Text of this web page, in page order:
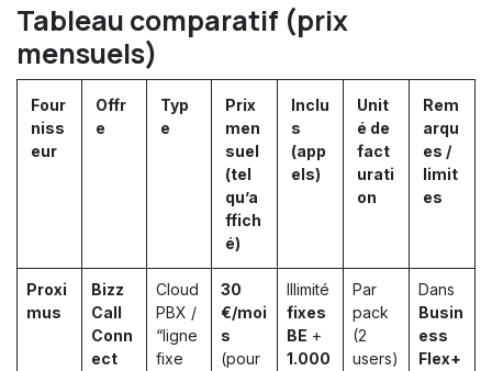
Tableau comparatif (prix
mensuels)
Four
niss
eur
Offr
e
Typ
e
Prix
men
suel
(tel
qu’a
ffich
é)
Inclu
s
(app
els)
Unit
é de
fact
urati
on
Rem
arqu
es /
limit
es
Proxi
mus
Bizz
Call
Conn
ect
Cloud
PBX /
“ligne
fixe
30
€/moi
s
(pour
Illimité
fixes
BE +
1.000
Par
pack
(2
users)
Dans
Busin
ess
Flex+